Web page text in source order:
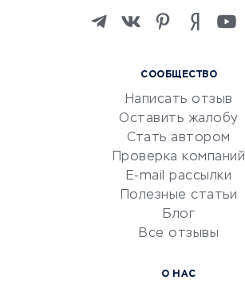
Изучение иностранных
Маркетинг и продажи
Репетиторство
Красота и здоровье
Сервисы по поиску работы
Сетевой маркетинг
УСЛУГИ ДЛЯ БИЗНЕСА
СООБЩЕСТВО
Написать отзыв
Оставить жалобу
Стать автором
Проверка компаний
E-mail рассылки
Полезные статьи
Блог
Все отзывы
О НАС